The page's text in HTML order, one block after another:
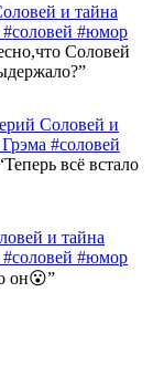
и тайна
#юмор
Соловей
”
Соловей и
#соловей
Теперь всё встало
и тайна
#юмор
он😮”